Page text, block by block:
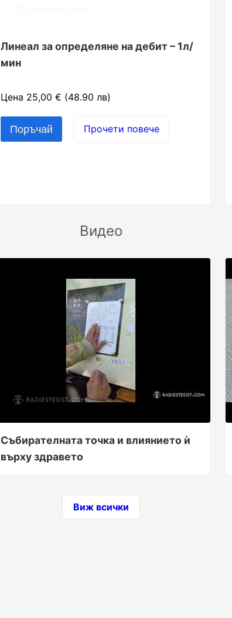
Линеал за определяне на дебит – 1л/
мин
Цена 25,00 € (48.90 лв)
Прочети повече
Видео
Събирателната точка и влиянието ѝ
върху здравето
Виж всички